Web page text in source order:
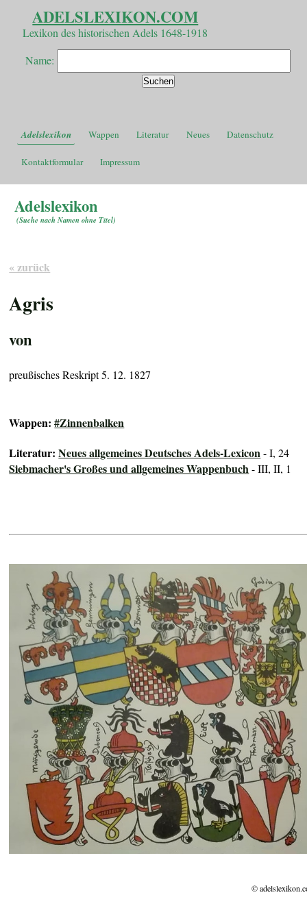
ADELSLEXIKON.COM
Lexikon des historischen Adels 1648-1918
Name:
Adelslexikon Wappen Literatur Neues Datenschutz
Kontaktformular Impressum
Adelslexikon
(Suche nach Namen ohne Titel)
« zurück
Agris
von
preußisches Reskript 5. 12. 1827
Wappen:#Zinnenbalken
Literatur:Neues allgemeines Deutsches Adels-Lexicon- I, 24
Siebmacher's Großes und allgemeines Wappenbuch- III, II, 1
©